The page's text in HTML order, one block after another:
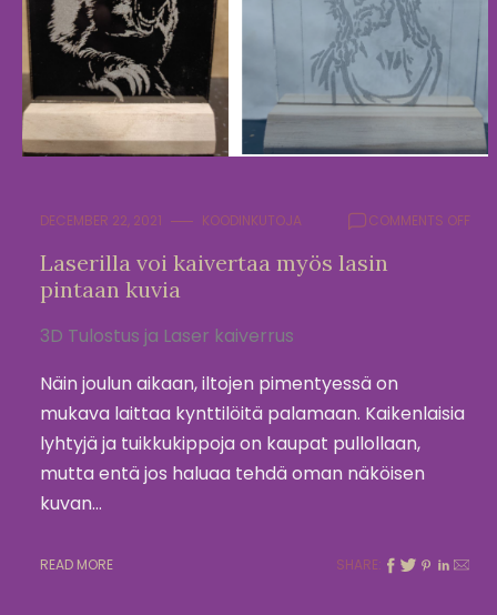
DECEMBER 22, 2021 KOODINKUTOJA COMMENTS OFFON
Laserilla voi kaivertaa myös lasin
pintaan kuvia
3D Tulostus ja Laser kaiverrus
Näin joulun aikaan, iltojen pimentyessä on
mukava laittaa kynttilöitä palamaan. Kaikenlaisia
lyhtyjä ja tuikkukippoja on kaupat pullollaan,
mutta entä jos haluaa tehdä oman näköisen
kuvan…
READ MORE SHARE: